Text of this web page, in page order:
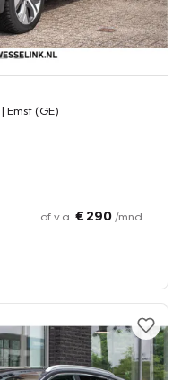
| Emst (GE)
of v.a. € 290 /mnd